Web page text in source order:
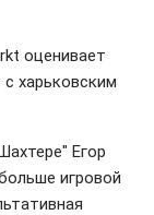
оценивает
харьковским
Егор
игровой